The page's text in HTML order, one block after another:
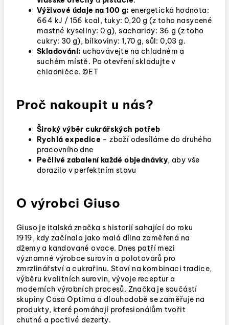
Výživové údaje na 100 g: energetická hodnota:
664 kJ / 156 kcal, tuky: 0,20 g (z toho nasycené
mastné kyseliny: 0 g), sacharidy: 36 g (z toho
cukry: 30 g), bílkoviny: 1,70 g, sůl: 0,03 g.
Skladování: uchovávejte na chladném a
suchém místě. Po otevření skladujte v
chladničce. ©ET
Proč nakoupit u nás?
Široký výběr cukrářských potřeb
Rychlá expedice – zboží odesíláme do druhého
pracovního dne
Pečlivé zabalení každé objednávky, aby vše
dorazilo v perfektním stavu
O výrobci Giuso
Giuso je italská značka s historií sahající do roku
1919, kdy začínala jako malá dílna zaměřená na
džemy a kandované ovoce. Dnes patří mezi
významné výrobce surovin a polotovarů pro
zmrzlinářství a cukrařinu. Staví na kombinaci tradice,
výběru kvalitních surovin, vývoje receptur a
moderních výrobních procesů. Značka je součástí
skupiny Casa Optima a dlouhodobě se zaměřuje na
produkty, které pomáhají profesionálům tvořit
chutné a poctivé dezerty.